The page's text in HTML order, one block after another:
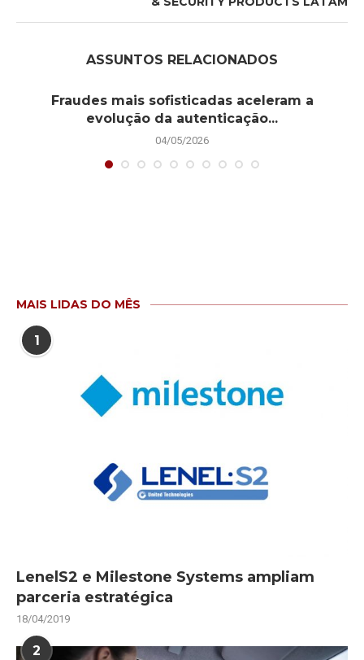
ASSUNTOS RELACIONADOS
Fraudes mais sofisticadas aceleram a
evolução da autenticação...
04/05/2026
MAIS LIDAS DO MÊS
1
LenelS2 e Milestone Systems ampliam
parceria estratégica
18/04/2019
2